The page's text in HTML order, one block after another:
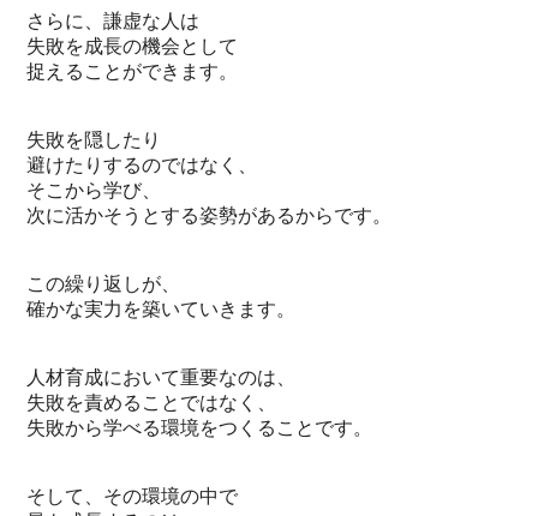
さらに、謙虚な人は
失敗を成長の機会として
捉えることができます。
失敗を隠したり
避けたりするのではなく、
そこから学び、
次に活かそうとする姿勢があるからです。
この繰り返しが、
確かな実力を築いていきます。
人材育成において重要なのは、
失敗を責めることではなく、
失敗から学べる環境をつくることです。
そして、その環境の中で